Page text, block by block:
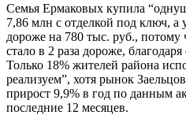
Семья Ермаковых купила
7,86 млн с отделкой под ключ, а
дороже на 780 тыс. руб., потому
стало в 2 раза дороже,
Только 18% жителей района
реализуем”, хотя рынок
прирост 9,9% в год по данным
последние 12 месяцев.